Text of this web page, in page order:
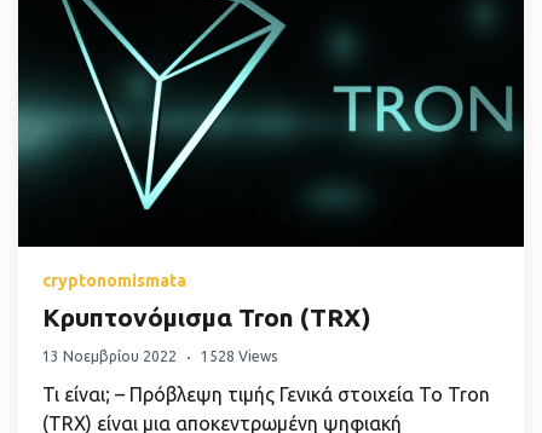
cryptonomismata
Κρυπτονόμισμα Tron (TRX)
13 Νοεμβρίου 2022 1528 Views
Τι είναι; – Πρόβλεψη τιμής Γενικά στοιχεία Το Tron
(TRX) είναι μια αποκεντρωμένη ψηφιακή